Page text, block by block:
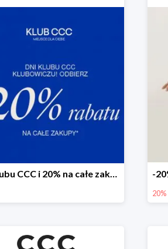
Dni Klubu CCC i 20% na całe zakupy
20%